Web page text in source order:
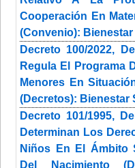
Cooperación En
(Convenio): Bienestar
Decreto 100/2022,
Regula El Programa
Menores En
(Decretos): Bienestar
Decreto 101/1995,
Determinan Los
Niños En El Ámbito
Del Nacimiento